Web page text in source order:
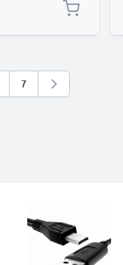
la pagina
Pagina
7